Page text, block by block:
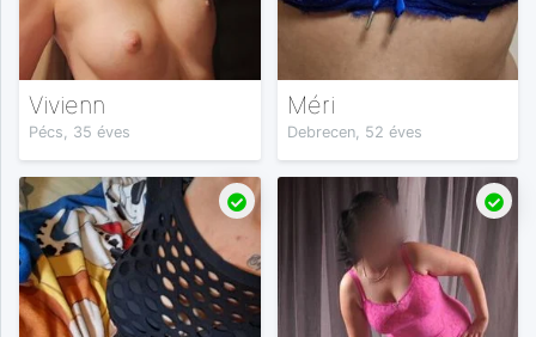
Vivienn
Pécs, 35 éves
Méri
Debrecen, 52 éves